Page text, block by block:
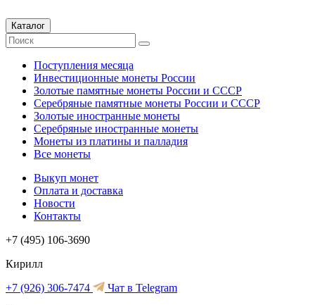
Каталог
Поступления месяца
Инвестиционные монеты России
Золотые памятные монеты России и СССР
Серебряные памятные монеты России и СССР
Золотые иностранные монеты
Серебряные иностранные монеты
Монеты из платины и палладия
Все монеты
Выкуп монет
Оплата и доставка
Новости
Контакты
+7 (495) 106-3690
Кирилл
+7 (926) 306-7474
Чат в Telegram